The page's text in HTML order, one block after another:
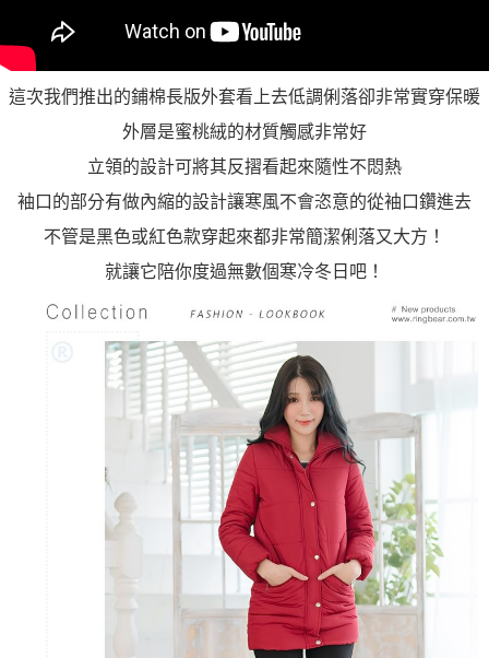
這次我們推出的鋪棉長版外套看上去低調俐落卻非常實穿保暖
外層是蜜桃絨的材質觸感非常好
立領的設計可將其反摺看起來隨性不悶熱
袖口的部分有做內縮的設計讓寒風不會恣意的從袖口鑽進去
不管是黑色或紅色款穿起來都非常簡潔俐落又大方！
就讓它陪你度過無數個寒冷冬日吧！